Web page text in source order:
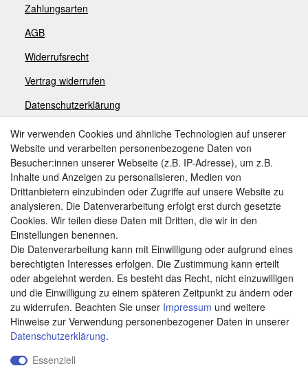
Zahlungsarten
AGB
Widerrufsrecht
Vertrag widerrufen
Datenschutzerklärung
Impressum
Zahlungsarten
Weitere Zahlungsarten:
Kauf auf Rechnung
Vorkasse
Hier sind wir
Wir verwenden Cookies und ähnliche Technologien auf unserer
Website und verarbeiten personenbezogene Daten von
Besucher:innen unserer Webseite (z.B. IP-Adresse), um z.B.
Inhalte und Anzeigen zu personalisieren, Medien von
Drittanbietern einzubinden oder Zugriffe auf unsere Website zu
analysieren. Die Datenverarbeitung erfolgt erst durch gesetzte
Cookies. Wir teilen diese Daten mit Dritten, die wir in den
Einstellungen benennen.
Die Datenverarbeitung kann mit Einwilligung oder aufgrund eines
berechtigten Interesses erfolgen. Die Zustimmung kann erteilt
oder abgelehnt werden. Es besteht das Recht, nicht einzuwilligen
und die Einwilligung zu einem späteren Zeitpunkt zu ändern oder
zu widerrufen. Beachten Sie unser Impressum und weitere
Hinweise zur Verwendung personenbezogener Daten in unserer
Daten­schutz­erklärung.
Essenziell